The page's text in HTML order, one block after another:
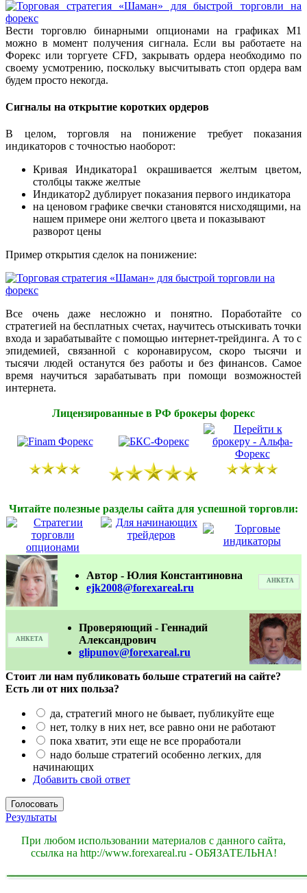
Вести торговлю бинарными опционами на графиках М1
можно в момент получения сигнала. Если вы работаете на
Форекс или торгуете CFD, закрывать ордера необходимо по
своему усмотрению, поскольку высчитывать стоп ордера вам
будем просто некогда.
Сигналы на открытие коротких ордеров
В целом, торговля на понижение требует показания
индикаторов с точностью наоборот:
Кривая Индикатора1 окрашивается желтым цветом,
столбцы также желтые
Индикатор2 дублирует показания первого индикатора
на ценовом графике свечки становятся нисходящими, на
нашем примере они желтого цвета и показывают
разворот цены
Пример открытия сделок на понижение:
Все очень даже несложно и понятно. Поработайте со
стратегией на бесплатных счетах, научитесь отыскивать точки
входа и зарабатывайте с помощью интернет-трейдинга. А то с
эпидемией, связанной с коронавирусом, скоро тысячи и
тысячи людей останутся без работы и без финансов. Самое
время научиться зарабатывать при помощи возможностей
интернета.
Лицензированные в РФ брокеры форекс
Читайте полезные разделы сайта для успешной торговли:
Автор - Юлия Константиновна
ejk2008@forexareal.ru
АНКЕТА
АНКЕТА
Проверяющий - Геннадий
Александрович
glipunov@forexareal.ru
Стоит ли нам публиковать больше стратегий на сайте?
Есть ли от них польза?
да, стратегий много не бывает, публикуйте еще
нет, толку в них нет, все равно они не работают
пока хватит, эти еще не все проработали
надо больше стратегий особенно легких, для
начинающих
Добавить свой ответ
Результаты
При любом использовании материалов с данного сайта,
ссылка на http://www.forexareal.ru - ОБЯЗАТЕЛЬНА!